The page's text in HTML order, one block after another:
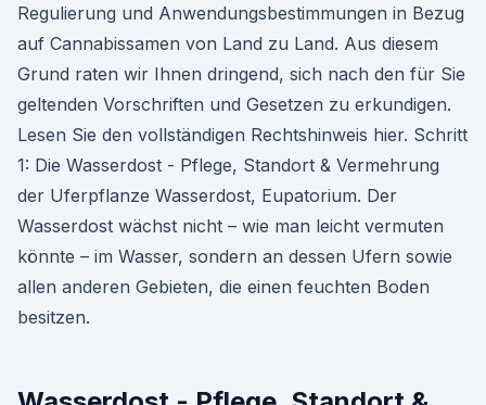
Regulierung und Anwendungsbestimmungen in Bezug
auf Cannabissamen von Land zu Land. Aus diesem
Grund raten wir Ihnen dringend, sich nach den für Sie
geltenden Vorschriften und Gesetzen zu erkundigen.
Lesen Sie den vollständigen Rechtshinweis hier. Schritt
1: Die Wasserdost - Pflege, Standort & Vermehrung
der Uferpflanze Wasserdost, Eupatorium. Der
Wasserdost wächst nicht – wie man leicht vermuten
könnte – im Wasser, sondern an dessen Ufern sowie
allen anderen Gebieten, die einen feuchten Boden
besitzen.